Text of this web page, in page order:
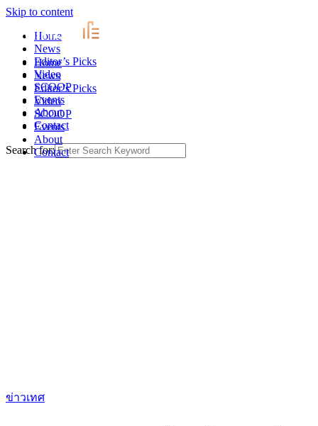
Skip to content
Home
News
Editor’s Picks
Video
SCOOP
Events
About
Contact
Home
News
Editor’s Picks
Video
SCOOP
Events
About
Contact
Search for:
ข่าวเทศ